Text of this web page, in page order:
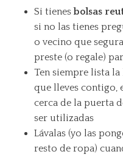
Si tienesbolsas
si no las tienes
o vecino que
preste (o regale)
Ten siempre lista
que lleves contigo,
cerca de la puerta
ser utilizadas
Lávalas (yo las
resto de ropa)